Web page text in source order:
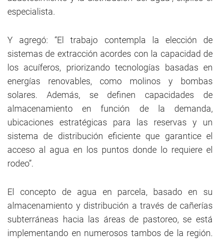
especialista.
Y agregó: “El trabajo contempla la elección de
sistemas de extracción acordes con la capacidad de
los acuíferos, priorizando tecnologías basadas en
energías renovables, como molinos y bombas
solares. Además, se definen capacidades de
almacenamiento en función de la demanda,
ubicaciones estratégicas para las reservas y un
sistema de distribución eficiente que garantice el
acceso al agua en los puntos donde lo requiere el
rodeo”.
El concepto de agua en parcela, basado en su
almacenamiento y distribución a través de cañerías
subterráneas hacia las áreas de pastoreo, se está
implementando en numerosos tambos de la región.